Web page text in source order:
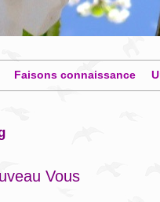
Faisons connaissance
Vous